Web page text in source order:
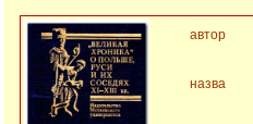
автор
назва